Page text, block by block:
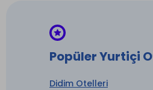
Popüler Yurtiçi
Didim Otelleri